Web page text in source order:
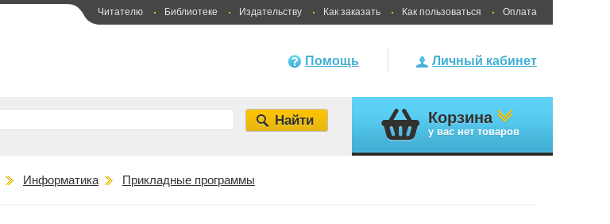
Читателю Библиотеке Издательству Как заказать Как пользоваться Оплата
Личный кабинет
Помощь
Корзина
у вас нет товаров
Информатика Прикладные программы